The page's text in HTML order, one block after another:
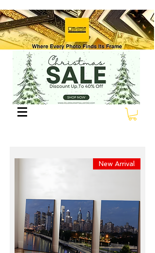
New Arrival